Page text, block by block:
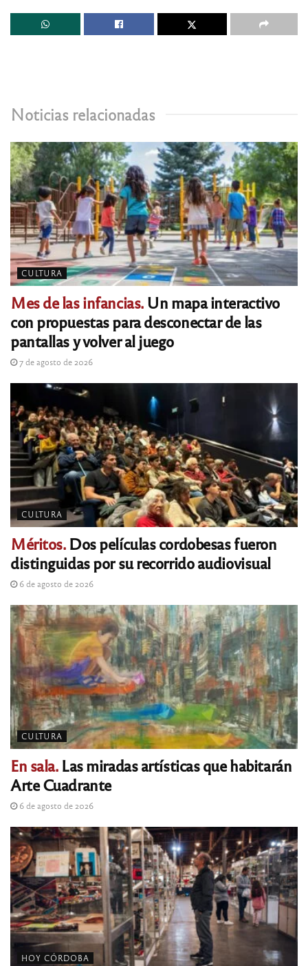
Noticias relacionadas
CULTURA
Mes de las infancias.Un mapa interactivo
con propuestas para desconectar de las
pantallas y volver al juego
7 de agosto de 2026
CULTURA
Méritos.Dos películas cordobesas fueron
distinguidas por su recorrido audiovisual
6 de agosto de 2026
CULTURA
En sala.Las miradas artísticas que habitarán
Arte Cuadrante
6 de agosto de 2026
HOY CÓRDOBA